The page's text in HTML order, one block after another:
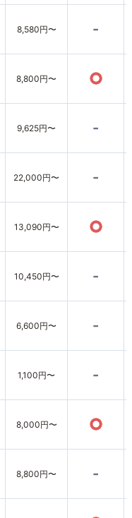
8,580円〜 -
8,800円〜 ○
9,625円〜 -
22,000円〜 -
13,090円〜 ○
10,450円〜 -
6,600円〜 -
1,100円〜 -
8,000円〜 ○
8,800円〜 -